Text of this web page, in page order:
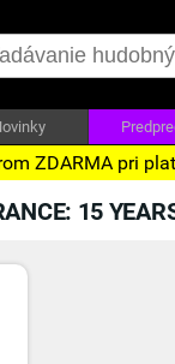
ZDARMA pri
15